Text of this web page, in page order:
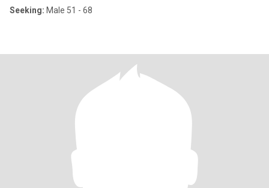
Seeking: Male 51 - 68